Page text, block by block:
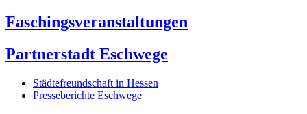
Faschingsveranstaltungen
Partnerstadt Eschwege
Städtefreundschaft in Hessen
Presseberichte Eschwege